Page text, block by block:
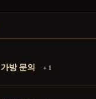
가방 문의 + 1